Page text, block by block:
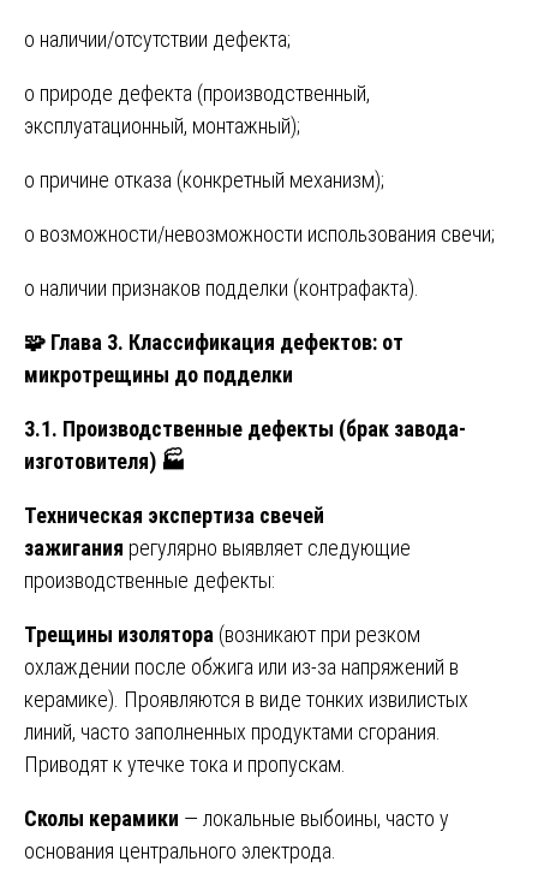
о наличии/отсутствии дефекта;
о природе дефекта (производственный,
эксплуатационный, монтажный);
о причине отказа (конкретный механизм);
о возможности/невозможности использования свечи;
о наличии признаков подделки (контрафакта).
🧩 Глава 3. Классификация дефектов: от
микротрещины до подделки
3.1. Производственные дефекты (брак завода-
изготовителя) 🏭
Техническая экспертиза свечей
зажигания регулярно выявляет следующие
производственные дефекты:
Трещины изолятора (возникают при резком
охлаждении после обжига или из-за напряжений в
керамике). Проявляются в виде тонких извилистых
линий, часто заполненных продуктами сгорания.
Приводят к утечке тока и пропускам.
Сколы керамики — локальные выбоины, часто у
основания центрального электрода.